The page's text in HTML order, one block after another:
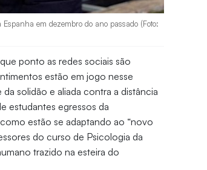
em dezembro do ano passado (Foto:
ponto as redes sociais são
estão em jogo nesse
solidão e aliada contra a distância
estudantes egressos da
estão se adaptando ao “novo
do curso de Psicologia da
trazido na esteira do